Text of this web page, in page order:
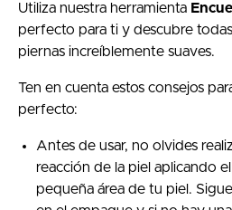
Utiliza nuestra herramienta
perfecto para ti y descubre
piernas increíblemente suaves.
Ten en cuenta estos consejos
perfecto:
Antes de usar, no olvides
reacción de la piel aplicando
pequeña área de tu piel.